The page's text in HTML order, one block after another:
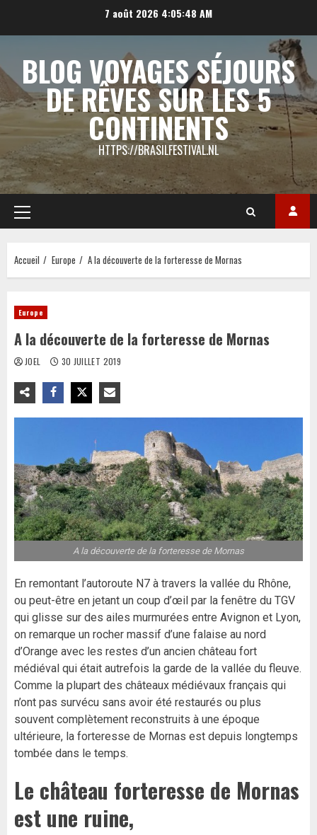
7 août 2026 4:05:49 AM
BLOG VOYAGES SÉJOURS
DE RÊVES SUR LES 5
CONTINENTS
HTTPS://BRASILFESTIVAL.NL
Menu
principal
Accueil Europe A la découverte de la forteresse de Mornas
Europe
A la découverte de la forteresse de Mornas
JOEL 30 JUILLET 2019
A la découverte de la forteresse de Mornas
En remontant l’autoroute N7 à travers la vallée du Rhône,
ou peut-être en jetant un coup d’œil par la fenêtre du TGV
qui glisse sur des ailes murmurées entre Avignon et Lyon,
on remarque un rocher massif d’une falaise au nord
d’Orange avec les restes d’un ancien château fort
médiéval qui était autrefois la garde de la vallée du fleuve.
Comme la plupart des châteaux médiévaux français qui
n’ont pas survécu sans avoir été restaurés ou plus
souvent complètement reconstruits à une époque
ultérieure, la forteresse de Mornas est depuis longtemps
tombée dans le temps.
Le château forteresse de Mornas
est une ruine,